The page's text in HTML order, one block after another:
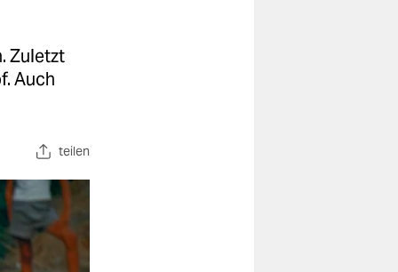
Zuletzt
Auch
teilen